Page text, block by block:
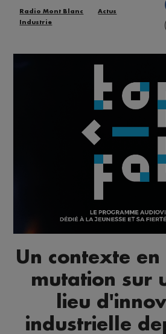
Radio Mont Blanc
Actus
Industrie
Un contexte
mutation sur
lieu
industrielle